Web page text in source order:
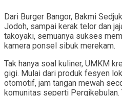
Dari Burger Bangor, Bakmi
Jodoh, sampai kerak telor dan
takoyaki, semuanya sukses
kamera ponsel sibuk merekam.
Tak hanya soal kuliner, UMKM
gigi. Mulai dari produk fesyen
otomotif, jam tangan mewah
komunitas seperti Pergikebulan.